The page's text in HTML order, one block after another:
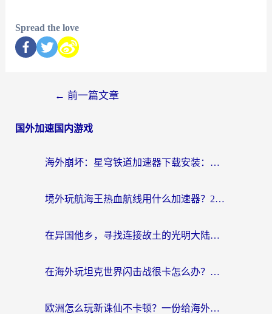
Spread the love
← 前一篇文章
国外加速国内游戏
海外崩坏：星穹铁道加速器下载安装：一份给游子的终极网络指南
境外玩航海王热血航线用什么加速器？2026海外玩家实测最优方案（附欧洲问道堡垒前线加速技巧）
在异国他乡，寻找连接故土的光明大陆免费加速器
在海外玩坦克世界闪击战很卡怎么办？老玩家亲测有效的加速器选择指南
欧洲怎么玩新诛仙不卡顿？一份给海外游子的国服游戏畅玩指南